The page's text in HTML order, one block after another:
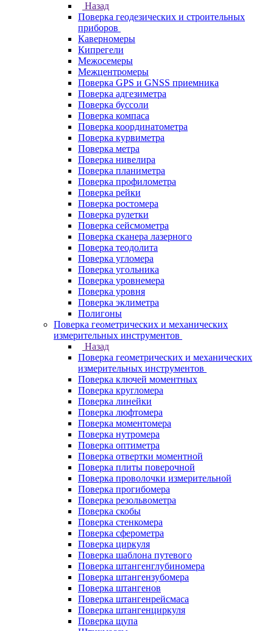
Назад
Поверка геодезических и строительных
приборов
Каверномеры
Кипрегели
Межосемеры
Межцентромеры
Поверка GPS и GNSS приемника
Поверка адгезиметра
Поверка буссоли
Поверка компаса
Поверка координатометра
Поверка курвиметра
Поверка метра
Поверка нивелира
Поверка планиметра
Поверка профилометра
Поверка рейки
Поверка ростомера
Поверка рулетки
Поверка сейсмометра
Поверка сканера лазерного
Поверка теодолита
Поверка угломера
Поверка угольника
Поверка уровнемера
Поверка уровня
Поверка эклиметра
Полигоны
Поверка геометрических и механических
измерительных инструментов
Назад
Поверка геометрических и механических
измерительных инструментов
Поверка ключей моментных
Поверка кругломера
Поверка линейки
Поверка люфтомера
Поверка моментомера
Поверка нутромера
Поверка оптиметра
Поверка отвертки моментной
Поверка плиты поверочной
Поверка проволочки измерительной
Поверка прогибомера
Поверка резольвометра
Поверка скобы
Поверка стенкомера
Поверка сферометра
Поверка циркуля
Поверка шаблона путевого
Поверка штангенглубиномера
Поверка штангензубомера
Поверка штангенов
Поверка штангенрейсмаса
Поверка штангенциркуля
Поверка щупа